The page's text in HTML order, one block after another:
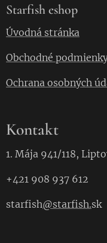
Starfish eshop
Úvodná stránka
Obchodné
Ochrana osobných
Kontakt
1. Mája 941/118,
+421 908 937 612
starfish@starfish.sk